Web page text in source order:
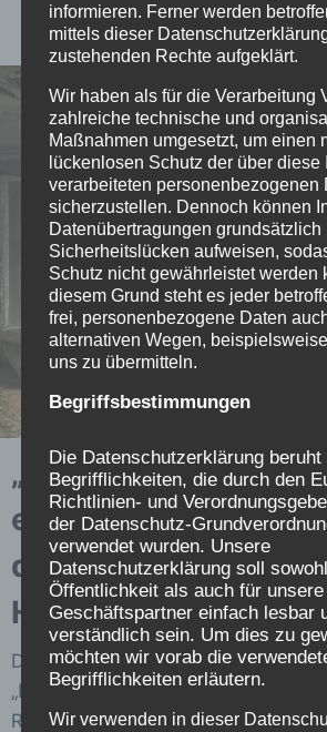
„Wenn du die
erhellst, liegt der
die Zukunft schon in
Hand“.
Diese Weisheit habe ich aus einem
„Die sieben Schwestern“ von
Riley. Eigentlich wäre das doch ein
informieren. Ferner werden
mittels dieser
zustehenden Rechte aufgeklärt.
Wir haben als für die Verarbeitung
zahlreiche technische und
Maßnahmen umgesetzt, um einen
lückenlosen Schutz der über diese
verarbeiteten personenbezogenen
sicherzustellen. Dennoch können
Datenübertragungen grundsätzlich
Sicherheitslücken aufweisen,
Schutz nicht gewährleistet werden
diesem Grund steht es jeder
frei, personenbezogene Daten
alternativen Wegen,
uns zu übermitteln.
Begriffsbestimmungen
Die Datenschutzerklärung beruht
Begrifflichkeiten, die durch den
Richtlinien- und
der Datenschutz-
verwendet wurden. Unsere
Datenschutzerklärung soll
Öffentlichkeit als auch für unsere
Geschäftspartner einfach lesbar
verständlich sein. Um dies zu
möchten wir vorab die
Begrifflichkeiten erläutern.
Wir verwenden in dieser